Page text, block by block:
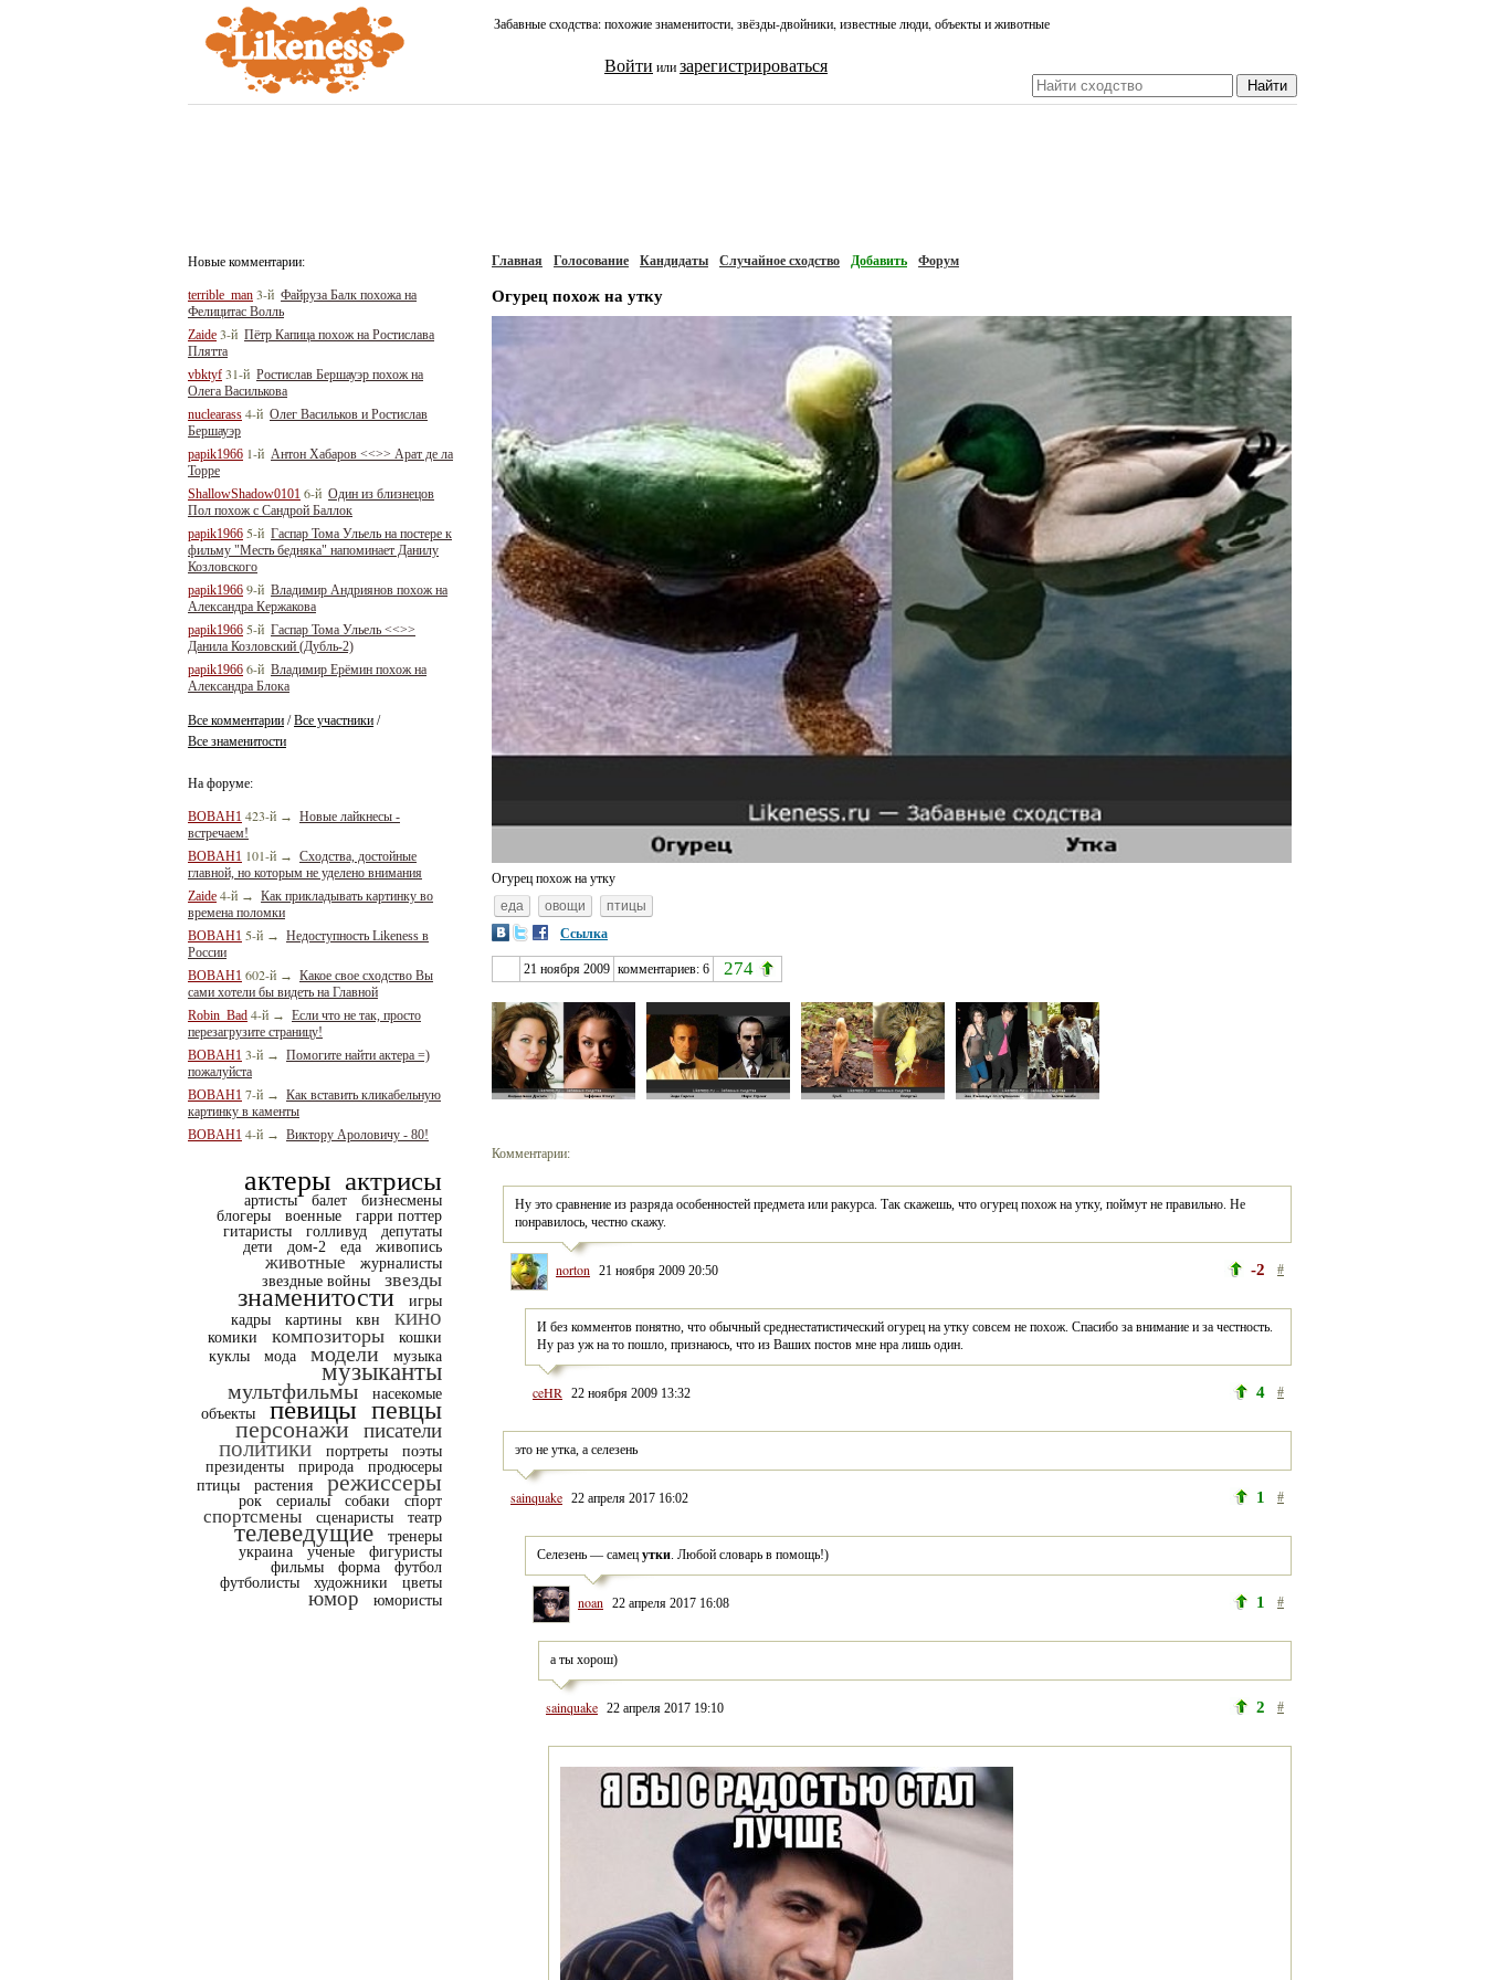
Забавные сходства: похожие знаменитости, звёзды-двойники, известные люди, объекты и животные
Войти или зарегистрироваться
Новые комментарии:
terrible_man 3-й Файруза Балк похожа на
Фелицитас Волль
Zaide 3-й Пётр Капица похож на Ростислава
Плятта
vbktyf 31-й Ростислав Бершауэр похож на
Олега Василькова
nuclearass 4-й Олег Васильков и Ростислав
Бершауэр
papik1966 1-й Антон Хабаров <<>> Арат де ла
Торре
ShallowShadow0101 6-й Один из близнецов
Пол похож с Сандрой Баллок
papik1966 5-й Гаспар Тома Ульель на постере к
фильму "Месть бедняка" напоминает Данилу
Козловского
papik1966 9-й Владимир Андриянов похож на
Александра Кержакова
papik1966 5-й Гаспар Тома Ульель <<>>
Данила Козловский (Дубль-2)
papik1966 6-й Владимир Ерёмин похож на
Александра Блока
Все комментарии /Все участники /
Все знаменитости
На форуме:
BOBAH1 423-й → Новые лайкнесы -
встречаем!
BOBAH1 101-й → Сходства, достойные
главной, но которым не уделено внимания
Zaide 4-й → Как прикладывать картинку во
времена поломки
BOBAH1 5-й → Недоступность Likeness в
России
BOBAH1 602-й → Какое свое сходство Вы
сами хотели бы видеть на Главной
Robin_Bad 4-й → Если что не так, просто
перезагрузите страницу!
BOBAH1 3-й → Помогите найти актера =)
пожалуйста
BOBAH1 7-й → Как вставить кликабельную
картинку в каменты
BOBAH1 4-й → Виктору Ароловичу - 80!
актеры актрисы
артисты балет
бизнесмены
блогеры
военные
гарри поттер
гитаристы
голливуд
депутаты
дети
дом-2 еда живопись
животные
журналисты
звездные войны
звезды
знаменитости
игры
кадры
картины квн кино
комики композиторы
кошки
куклы
мода модели музыка
музыканты
мультфильмы
насекомые
объекты
певицы певцы
персонажи писатели
политики портреты
поэты
президенты
природа
продюсеры
птицы
растения режиссеры
рок сериалы собаки спорт
спортсмены сценаристы театр
телеведущие
тренеры
украина
ученые
фигуристы
фильмы
форма
футбол
футболисты
художники цветы
юмор юмористы
Главная Голосование Кандидаты Случайное сходство Добавить Форум
Огурец похож на утку
Огурец похож на утку
еда
овощи
птицы
Ссылка
21 ноября 2009 комментариев: 6 274
Комментарии:
Ну это сравнение из разряда особенностей предмета или ракурса. Так скажешь, что огурец похож на утку, поймут не правильно. Не
понравилось, честно скажу.
norton 21 ноября 2009 20:50 -2 #
И без комментов понятно, что обычный среднестатистический огурец на утку совсем не похож. Спасибо за внимание и за честность.
Ну раз уж на то пошло, признаюсь, что из Ваших постов мне нра лишь один.
ceHR 22 ноября 2009 13:32 4 #
это не утка, а селезень
sainquake 22 апреля 2017 16:02 1 #
Селезень — самец утки . Любой словарь в помощь!)
noan 22 апреля 2017 16:08 1 #
а ты хорош)
sainquake 22 апреля 2017 19:10 2 #